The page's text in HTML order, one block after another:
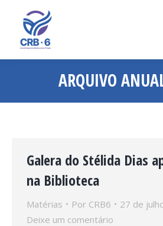
ARQUIVO
Você
Galera do Stélida Dias
na Biblioteca
Matérias Por CRB6
27 de
Deixe um comentário